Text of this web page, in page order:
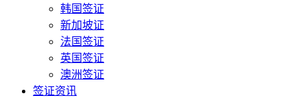
韩国签证
新加坡证
法国签证
英国签证
澳洲签证
签证资讯